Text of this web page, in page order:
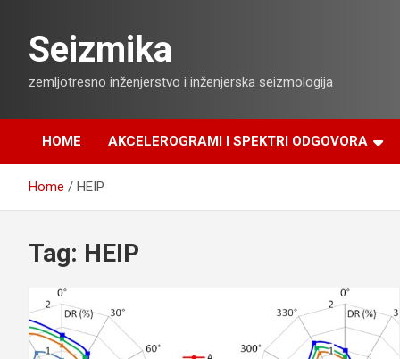
contentSeizmika
zemljotresno inženjerstvo i inženjerska seizmologija
HOME AKCELEROGRAMI I SPEKTRI ODGOVORA
Home HEIP
Tag: HEIP